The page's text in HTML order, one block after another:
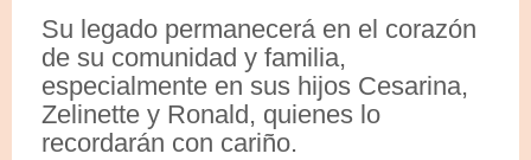
Su legado permanecerá en el corazón
de su comunidad y familia,
especialmente en sus hijos Cesarina,
Zelinette y Ronald, quienes lo
recordarán con cariño.